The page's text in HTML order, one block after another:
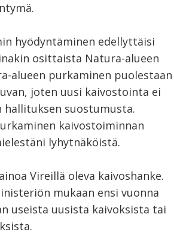
hyödyntäminen edellyttäisi
osittaista Natura-alueen
alueen purkaminen puolestaan
joten uusi kaivostointa ei
suostumusta.
kaivostoiminnan
lyhytnäköistä.
Vireillä oleva kaivoshanke.
mukaan ensi vuonna
useista uusista kaivoksista tai